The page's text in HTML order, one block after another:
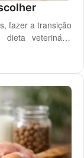
fazer a transição
veterinária